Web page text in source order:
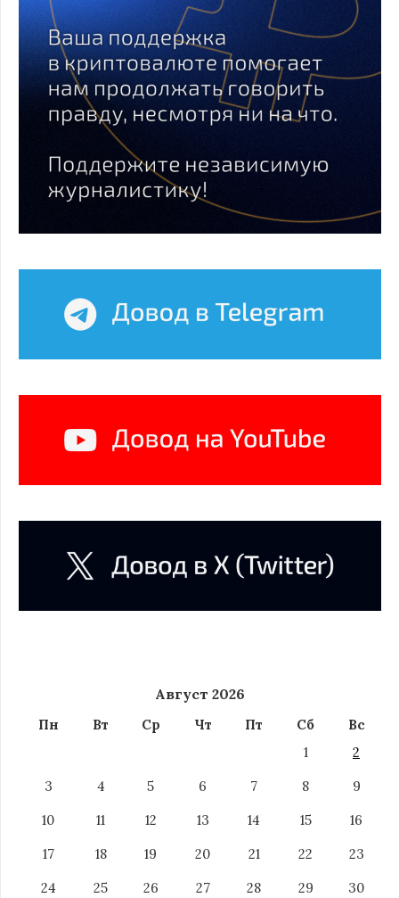
Август 2026
Пн Вт Ср Чт Пт Сб
Вс
1
2
3
4 5 6 7 8
9
10
11 12 13 14 15
16
17
18 19 20 21 22
23
24
25 26 27 28 29
30